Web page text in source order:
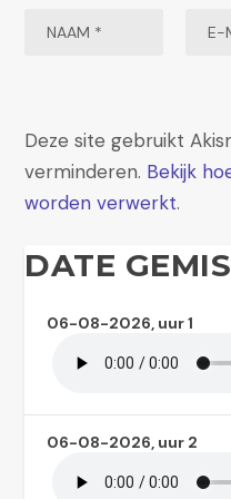
Deze site gebruikt
verminderen. Bekijk
worden verwerkt.
DATE
06-08-2026, uur 1
06-08-2026, uur 2